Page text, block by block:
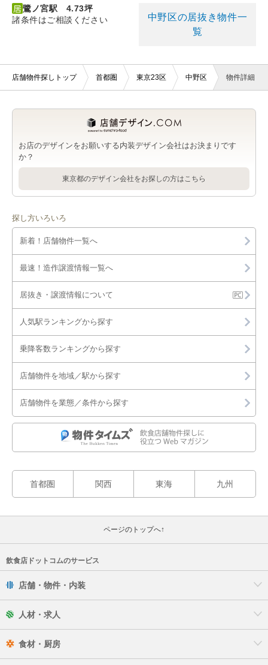
鷺ノ宮駅 4.73坪
諸条件はご相談ください
中野区の居抜き物件一
覧
店舗物件探しトップ 首都圏 東京23区 中野区 物件詳細
お店のデザインをお願いする内装デザイン会社はお決まりです
か？
東京都のデザイン会社をお探しの方はこちら
探し方いろいろ
新着！店舗物件一覧へ
最速！造作譲渡情報一覧へ
居抜き・譲渡情報について
人気駅ランキングから探す
乗降客数ランキングから探す
店舗物件を地域／駅から探す
店舗物件を業態／条件から探す
首都圏 関西 東海 九州
ページのトップへ↑
飲食店ドットコムのサービス
店舗・物件・内装
人材・求人
食材・厨房